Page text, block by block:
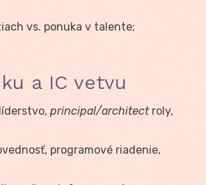
vs. ponuka v talente;
a IC vetvu
principal/architectroly,
programové riadenie,